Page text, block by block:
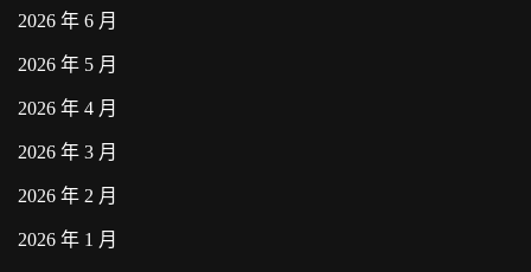
2026 年 6 月
2026 年 5 月
2026 年 4 月
2026 年 3 月
2026 年 2 月
2026 年 1 月